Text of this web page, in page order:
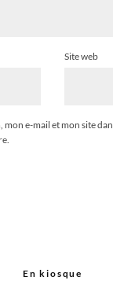
Site web
mon e-mail et mon site
En kiosque